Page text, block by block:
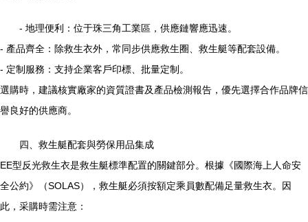
- 地理便利：位于珠三角工業區，供應鏈響應迅速。
- 產品齊全：除救生衣外，常同步供應救生圈、救生艇等配套設備。
- 定制服務：支持企業客戶印標、批量定制。
選購時，建議核實廠家的資質證書及產品檢測報告，優先選擇合作品牌信
譽良好的供應商。
四、救生艇配套與勞保用品集成
EE型反光救生衣是救生艇標準配置的關鍵部分。根據《國際海上人命安
全公約》（SOLAS），救生艇必須按額定乘員數配備足量救生衣。因
此，采購時需注意：